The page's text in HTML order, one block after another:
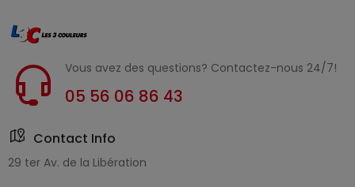
Vous avez des questions? Contactez-nous 24/7!
05 56 06 86 43
Contact Info
29 ter Av. de la Libération